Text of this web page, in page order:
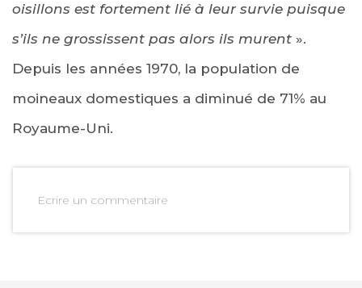
oisillons est fortement lié à leur survie puisque
s’ils ne grossissent pas alors ils murent ».
Depuis les années 1970, la population de
moineaux domestiques a diminué de 71% au
Royaume-Uni.
Ecrire un commentaire